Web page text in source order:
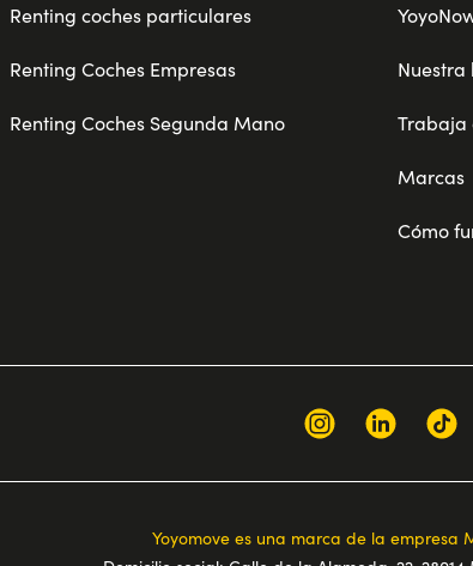
Renting coches particulares
Renting Coches Empresas
Renting Coches Segunda Mano
Nuestra
Trabaja
Marcas
Cómo
Yoyomove es una marca de la empresa